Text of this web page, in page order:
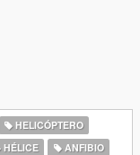
HELICÓPTERO
HÉLICE
ANFIBIO